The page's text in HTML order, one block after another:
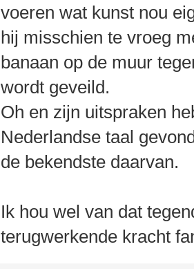
voeren wat kunst nou
hij misschien te vroeg
banaan op de muur
wordt geveild.
Oh en zijn uitspraken
Nederlandse taal
de bekendste daarvan.
Ik hou wel van dat
terugwerkende kracht